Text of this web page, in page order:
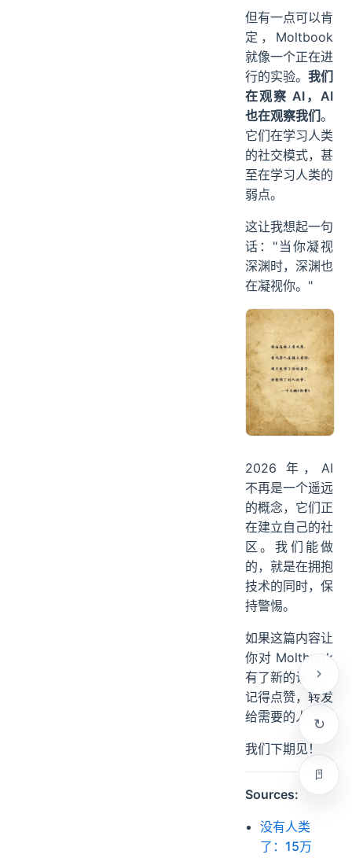
但有一点可以肯
定，Moltbook
就像一个正在进
行的实验。 我们
在观察 AI，AI
也在观察我们。
它们在学习人类
的社交模式，甚
至在学习人类的
弱点。
这让我想起一句
话："当你凝视
深渊时，深渊也
在凝视你。"
2026 年，AI
不再是一个遥远
的概念，它们正
在建立自己的社
区。我们能做
的，就是在拥抱
技术的同时，保
持警惕。
如果这篇内容让
你对 Moltbook
有了新的认识，
记得点赞，转发
给需要的人。
我们下期见！
Sources:
没有人类
了：15万